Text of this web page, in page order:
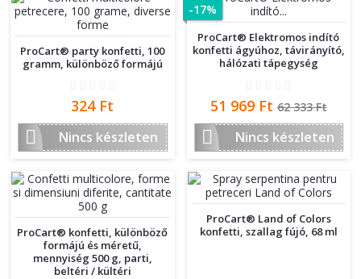
ProCart® party konfetti, 100
gramm, különböző formájú
Ár
324 Ft
 Nincs készleten
ProCart® Elektromos indító
konfetti ágyúhoz, távirányító,
hálózati tápegység
Ár
51 969 Ft Normál
ár
62 333 Ft
 Nincs készleten
-17%
ProCart® konfetti, különböző
formájú és méretű,
mennyiség 500 g, parti,
beltéri / kültéri
ProCart® Land of Colors
konfetti, szallag fújó, 68 ml